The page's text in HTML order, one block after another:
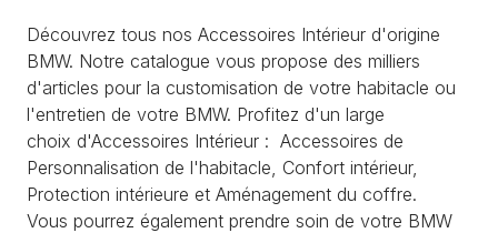
Découvrez tous nos Accessoires Intérieur d'origine
BMW. Notre catalogue vous propose des milliers
d'articles pour la customisation de votre habitacle ou
l'entretien de votre BMW. Profitez d'un large
choix d'Accessoires Intérieur : Accessoires de
Personnalisation de l'habitacle, Confort intérieur,
Protection intérieure et Aménagement du coffre.
Vous pourrez également prendre soin de votre BMW